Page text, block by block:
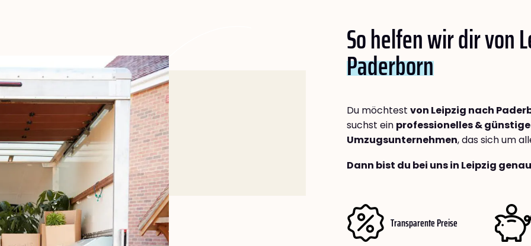
So helfen wir dir von
Paderborn
Du möchtest von Leipzig nach
suchst ein professionelles &
Umzugsunternehmen, das sich um
Dann bist du bei uns in Leipzig
Transparente Preise